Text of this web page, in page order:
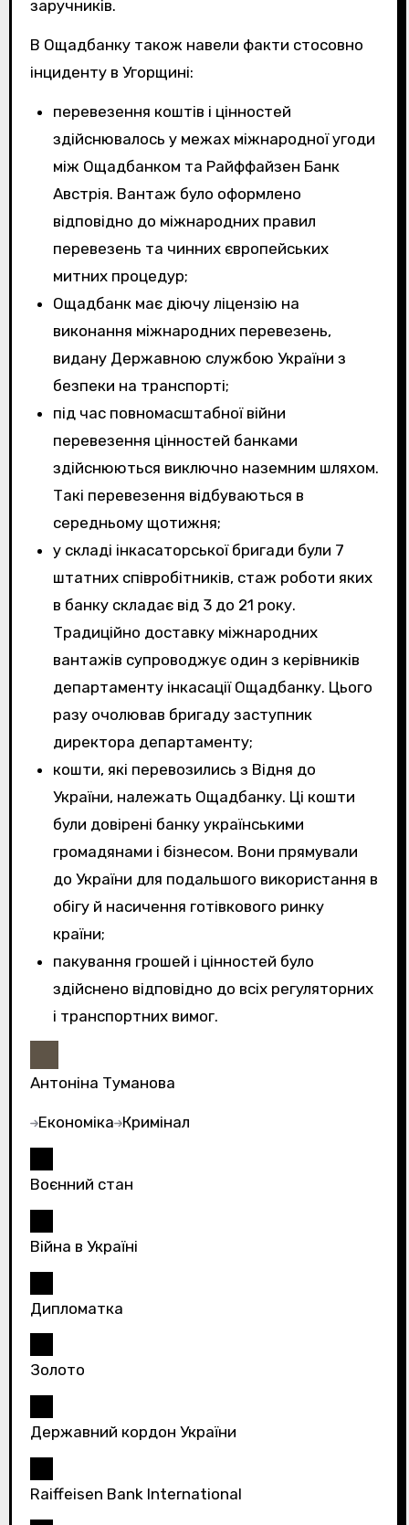
заручників.
В Ощадбанку також навели факти стосовно
інциденту в Угорщині:
перевезення коштів і цінностей
здійснювалось у межах міжнародної угоди
між Ощадбанком та Райффайзен Банк
Австрія. Вантаж було оформлено
відповідно до міжнародних правил
перевезень та чинних європейських
митних процедур;
Ощадбанк має діючу ліцензію на
виконання міжнародних перевезень,
видану Державною службою України з
безпеки на транспорті;
під час повномасштабної війни
перевезення цінностей банками
здійснюються виключно наземним шляхом.
Такі перевезення відбуваються в
середньому щотижня;
у складі інкасаторської бригади були 7
штатних співробітників, стаж роботи яких
в банку складає від 3 до 21 року.
Традиційно доставку міжнародних
вантажів супроводжує один з керівників
департаменту інкасації Ощадбанку. Цього
разу очолював бригаду заступник
директора департаменту;
кошти, які перевозились з Відня до
України, належать Ощадбанку. Ці кошти
були довірені банку українськими
громадянами і бізнесом. Вони прямували
до України для подальшого використання в
обігу й насичення готівкового ринку
країни;
пакування грошей і цінностей було
здійснено відповідно до всіх регуляторних
і транспортних вимог.
Антоніна Туманова
Економіка Кримінал
Воєнний стан
Війна в Україні
Дипломатка
Золото
Державний кордон України
Raiffeisen Bank International